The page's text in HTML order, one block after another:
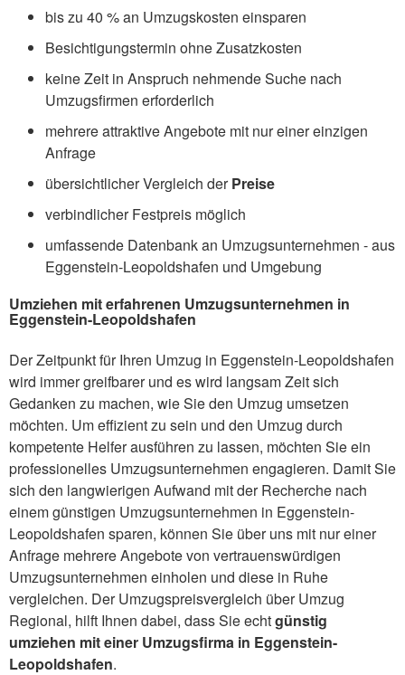
bis zu 40 % an Umzugskosten einsparen
Besichtigungstermin ohne Zusatzkosten
keine Zeit in Anspruch nehmende Suche nach
Umzugsfirmen erforderlich
mehrere attraktive Angebote mit nur einer einzigen
Anfrage
übersichtlicher Vergleich derPreise
verbindlicher Festpreis möglich
umfassende Datenbank an Umzugsunternehmen - aus
Eggenstein-Leopoldshafen und Umgebung
Umziehen mit erfahrenen Umzugsunternehmen in
Eggenstein-Leopoldshafen
Der Zeitpunkt für Ihren Umzug in Eggenstein-Leopoldshafen
wird immer greifbarer und es wird langsam Zeit sich
Gedanken zu machen, wie Sie den Umzug umsetzen
möchten. Um effizient zu sein und den Umzug durch
kompetente Helfer ausführen zu lassen, möchten Sie ein
professionelles Umzugsunternehmen engagieren. Damit Sie
sich den langwierigen Aufwand mit der Recherche nach
einem günstigen Umzugsunternehmen in Eggenstein-
Leopoldshafen sparen, können Sie über uns mit nur einer
Anfrage mehrere Angebote von vertrauenswürdigen
Umzugsunternehmen einholen und diese in Ruhe
vergleichen. Der Umzugspreisvergleich über Umzug
Regional, hilft Ihnen dabei, dass Sie echtgünstig
umziehen mit einer Umzugsfirma in Eggenstein-
Leopoldshafen.